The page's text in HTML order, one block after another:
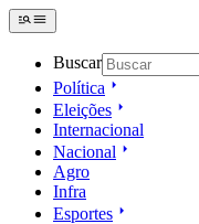
Buscar
Política
Eleições
Internacional
Nacional
Agro
Infra
Esportes